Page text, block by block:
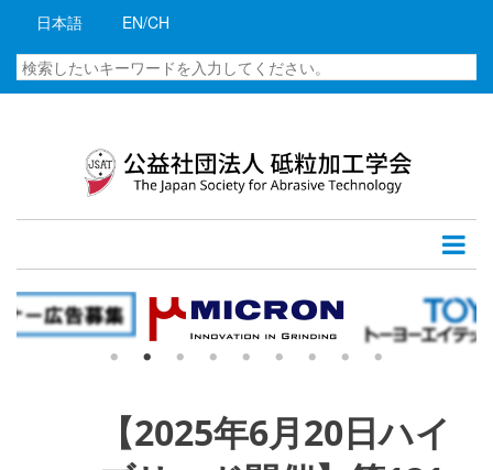
コ
に
動
日本語 EN/CH
検
索
【2025年6月20日ハイ